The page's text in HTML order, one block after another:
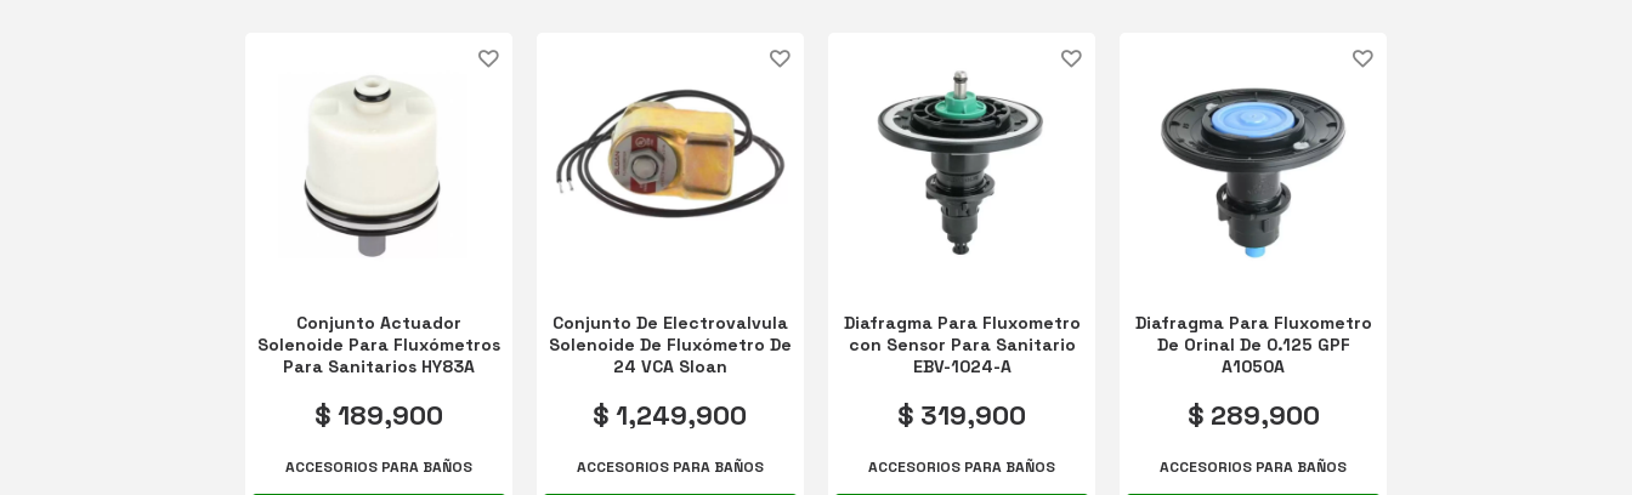
Conjunto Actuador
Solenoide Para Fluxómetros
Para Sanitarios HY83A
$ 189,900
ACCESORIOS PARA BAÑOS
Conjunto De Electrovalvula
Solenoide De Fluxómetro De
24 VCA Sloan
$ 1,249,900
ACCESORIOS PARA BAÑOS
Diafragma Para Fluxometro
con Sensor Para Sanitario
EBV-1024-A
$ 319,900
ACCESORIOS PARA BAÑOS
Diafragma Para Fluxometro
De Orinal De 0.125 GPF
A1050A
$ 289,900
ACCESORIOS PARA BAÑOS